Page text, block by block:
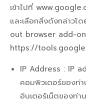
เข้าไปที่
และเลือกสิ่งดังกล่าว
out browser add-
https://
IP Address : IP
คอมพิวเตอร์ของท่
อินเตอร์เน็ตของท่